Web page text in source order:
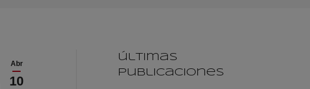
Abr
10
últimas
publicaciones